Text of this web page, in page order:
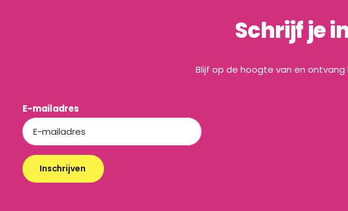
Schrijf je
Blijf op de hoogte van en
E-mailadres
Inschrijven